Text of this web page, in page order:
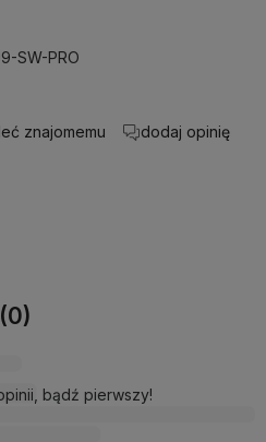
SW-PRO
znajomemu dodaj opinię
bądź pierwszy!